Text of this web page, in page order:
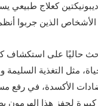
كعلاج
الذين جربوا
حاليًا على استكشاف
مثل التغذية السليمة
الأكسدة، في رفع
كبيرة لحفز هذا الهرمون